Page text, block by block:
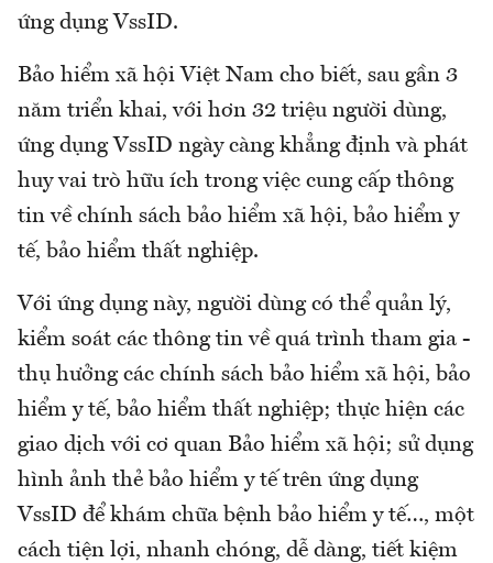
ứng dụng VssID.
Bảo hiểm xã hội Việt Nam cho biết, sau gần 3
năm triển khai, với hơn 32 triệu người dùng,
ứng dụng VssID ngày càng khẳng định và phát
huy vai trò hữu ích trong việc cung cấp thông
tin về chính sách bảo hiểm xã hội, bảo hiểm y
tế, bảo hiểm thất nghiệp.
Với ứng dụng này, người dùng có thể quản lý,
kiểm soát các thông tin về quá trình tham gia -
thụ hưởng các chính sách bảo hiểm xã hội, bảo
hiểm y tế, bảo hiểm thất nghiệp; thực hiện các
giao dịch với cơ quan Bảo hiểm xã hội; sử dụng
hình ảnh thẻ bảo hiểm y tế trên ứng dụng
VssID để khám chữa bệnh bảo hiểm y tế…, một
cách tiện lợi, nhanh chóng, dễ dàng, tiết kiệm